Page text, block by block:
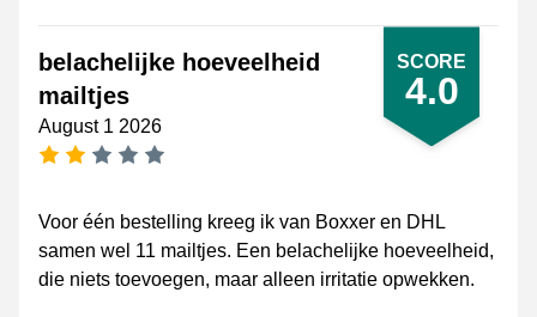
SCORE
4.0
belachelijke hoeveelheid
mailtjes
August 1 2026
Voor één bestelling kreeg ik van Boxxer en DHL
samen wel 11 mailtjes. Een belachelijke hoeveelheid,
die niets toevoegen, maar alleen irritatie opwekken.